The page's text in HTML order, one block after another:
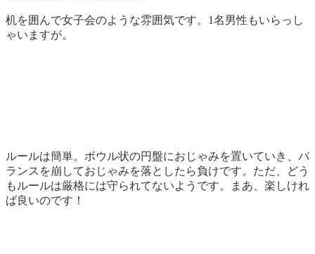
机を囲んで女子会のような雰囲気です。1名男性もいらっし
ゃいますが。
ルールは簡単。ボウル状の円盤におじゃみを置いていき、バ
ランスを崩しておじゃみを落としたら負けです。ただ、どう
もルールは厳格には守られてないようです。まあ、楽しけれ
ば良いのです！